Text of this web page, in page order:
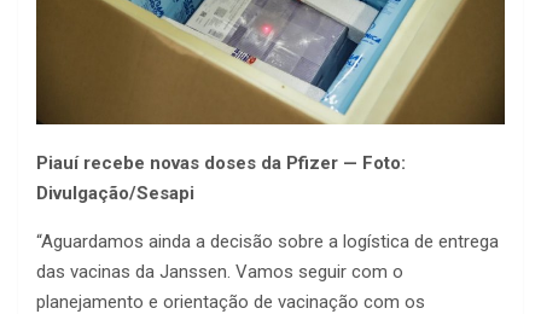
Piauí recebe novas doses da Pfizer — Foto:
Divulgação/Sesapi
“Aguardamos ainda a decisão sobre a logística de entrega
das vacinas da Janssen. Vamos seguir com o
planejamento e orientação de vacinação com os